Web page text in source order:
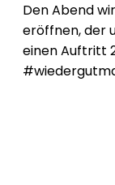
Den Abend
eröffnen, der
einen Auftritt